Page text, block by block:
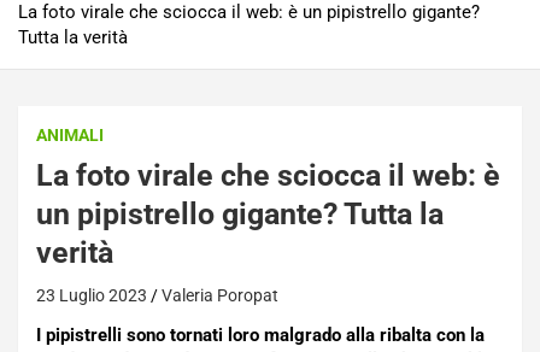
La foto virale che sciocca il web: è un pipistrello gigante?
Tutta la verità
ANIMALI
La foto virale che sciocca il web: è
un pipistrello gigante? Tutta la
verità
23 Luglio 2023 Valeria Poropat
I pipistrelli sono tornati loro malgrado alla ribalta con la